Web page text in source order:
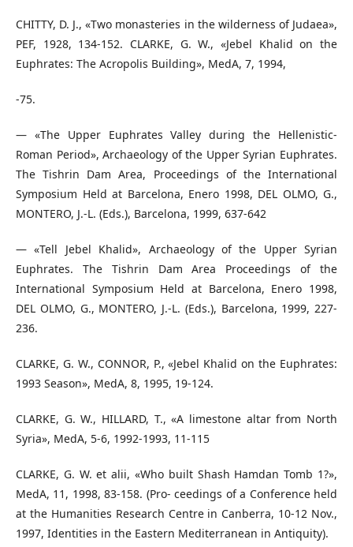
CHITTY, D. J., «Two monasteries in the wilderness of Judaea»,
PEF, 1928, 134-152. CLARKE, G. W., «Jebel Khalid on the
Euphrates: The Acropolis Building», MedA, 7, 1994,
-75.
— «The Upper Euphrates Valley during the Hellenistic-
Roman Period», Archaeology of the Upper Syrian Euphrates.
The Tishrin Dam Area, Proceedings of the International
Symposium Held at Barcelona, Enero 1998, DEL OLMO, G.,
MONTERO, J.-L. (Eds.), Barcelona, 1999, 637-642
— «Tell Jebel Khalid», Archaeology of the Upper Syrian
Euphrates. The Tishrin Dam Area Proceedings of the
International Symposium Held at Barcelona, Enero 1998,
DEL OLMO, G., MONTERO, J.-L. (Eds.), Barcelona, 1999, 227-
236.
CLARKE, G. W., CONNOR, P., «Jebel Khalid on the Euphrates:
1993 Season», MedA, 8, 1995, 19-124.
CLARKE, G. W., HILLARD, T., «A limestone altar from North
Syria», MedA, 5-6, 1992-1993, 11-115
CLARKE, G. W. et alii, «Who built Shash Hamdan Tomb 1?»,
MedA, 11, 1998, 83-158. (Pro- ceedings of a Conference held
at the Humanities Research Centre in Canberra, 10-12 Nov.,
1997, Identities in the Eastern Mediterranean in Antiquity).